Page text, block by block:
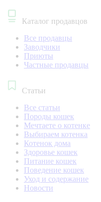
Каталог продавцов
Все продавцы
Заводчики
Приюты
Частные продавцы
Статьи
Все статьи
Породы кошек
Мечтаете о котенке
Выбираем котенка
Котенок дома
Здоровье кошек
Питание кошек
Поведение кошек
Уход и содержание
Новости